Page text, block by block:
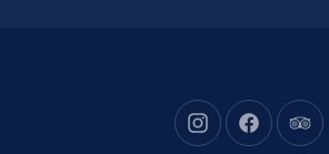
New Window
New